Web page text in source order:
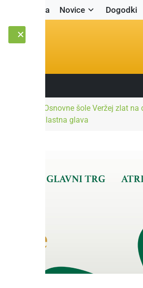
Naslovnica Novice Dogodki
Plavček Osnovne šole Veržej zlat
pomaga lastna glava